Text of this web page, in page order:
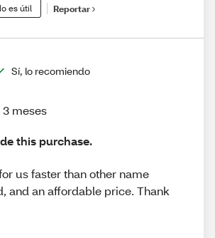
es útil Reportar
Sí, lo recomiendo
meses
this purchase.
us faster than other name
and an affordable price. Thank